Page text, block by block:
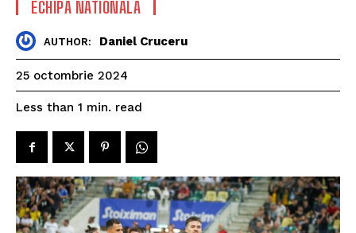
ECHIPA NATIONALA
AUTHOR: Daniel Cruceru
25 octombrie 2024
Less than 1 min. read